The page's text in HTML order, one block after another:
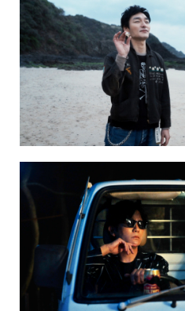
稲垣 吾郎 草彅 剛
DISCOGRAPHY
CHIZUSHOP
NAKAMA入会
CHIZULOG
FAQ
お問い合わせ